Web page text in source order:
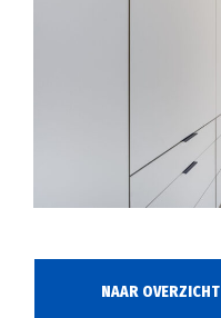
NAAR OVERZICHT